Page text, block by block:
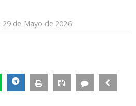
29 de Mayo de 2026